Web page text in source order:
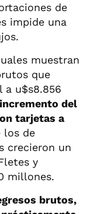
de
impide una
muestran
que
a u$s8.856
incremento del
tarjetas a
los de
crecieron un
y
millones.
brutos,